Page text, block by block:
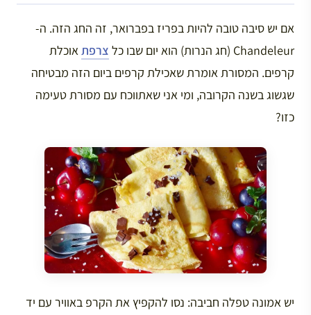
אם יש סיבה טובה להיות בפריז בפברואר, זה החג הזה. ה-
Chandeleur (חג הנרות) הוא יום שבו כל
צרפתאוכלת
קרפים. המסורת אומרת שאכילת קרפים ביום הזה מבטיחה
שגשוג בשנה הקרובה, ומי אני שאתווכח עם מסורת טעימה
כזו?
יש אמונה טפלה חביבה: נסו להקפיץ את הקרפ באוויר עם יד